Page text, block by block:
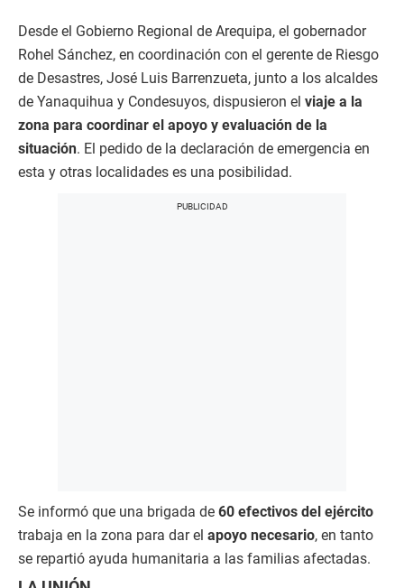
Desde el Gobierno Regional de Arequipa, el gobernador
Rohel Sánchez, en coordinación con el gerente de Riesgo
de Desastres, José Luis Barrenzueta, junto a los alcaldes
de Yanaquihua y Condesuyos, dispusieron el viaje a la
zona para coordinar el apoyo y evaluación de la
situación. El pedido de la declaración de emergencia en
esta y otras localidades es una posibilidad.
Se informó que una brigada de 60 efectivos del ejército
trabaja en la zona para dar el apoyo necesario, en tanto
se repartió ayuda humanitaria a las familias afectadas.